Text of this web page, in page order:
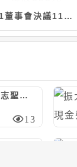
M31董事會決議115年第1次私募53萬股、每股353元，應募人信驊
均華董事會通過與志聖等共同投資設立馬來西亞合資公司，計280萬美元/持股20%
13